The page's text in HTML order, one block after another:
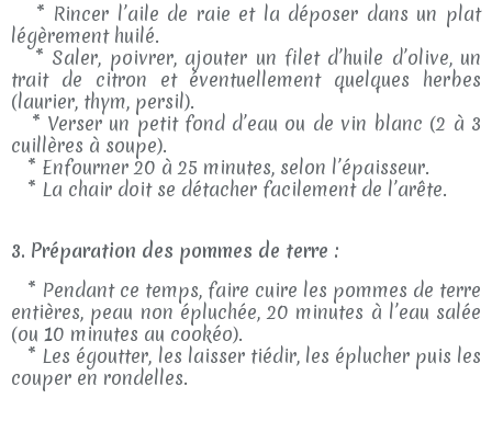
* Rincer l’aile de raie et la déposer dans un plat
légèrement huilé.
* Saler, poivrer, ajouter un filet d’huile d’olive, un
trait de citron et éventuellement quelques herbes
(laurier, thym, persil).
* Verser un petit fond d’eau ou de vin blanc (2 à 3
cuillères à soupe).
* Enfourner 20 à 25 minutes, selon l’épaisseur.
* La chair doit se détacher facilement de l’arête.
3. Préparation des pommes de terre :
* Pendant ce temps, faire cuire les pommes de terre
entières, peau non épluchée, 20 minutes à l’eau salée
(ou 10 minutes au cookéo).
* Les égoutter, les laisser tiédir, les éplucher puis les
couper en rondelles.